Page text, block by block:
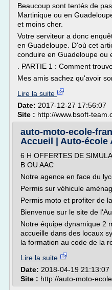
Beaucoup sont tentés de
Martinique ou en
et moins cher.
Votre serviteur a donc
en Guadeloupe. D'où cet
conduire en Guadeloupe ou
. PARTIE 1 : Comment
Mes amis sachez qu'avoir
Lire la suite
Date: 2017-12-27 17:56:07
Site : http://www.bsoft-
auto-moto-ecole-
Accueil | Auto-école
6 H OFFERTES DE
B OU AAC
Notre agence en face du
Permis sur véhicule
Permis moto et profiter de
Bienvenue sur le site de
Notre équipe dynamique 2
accueille dans des locaux
la formation au code de la
Lire la suite
Date: 2018-04-19 21:13:07
Site : http://auto-moto-